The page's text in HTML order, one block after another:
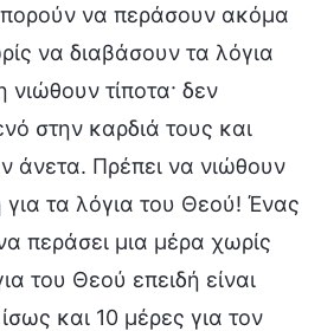
να περάσουν ακόμα
να διαβάσουν τα λόγια
τίποτα· δεν
στην καρδιά τους και
άνετα. Πρέπει να νιώθουν
τα λόγια του Θεού! Ένας
περάσει μια μέρα χωρίς
του Θεού επειδή είναι
και 10 μέρες για τον